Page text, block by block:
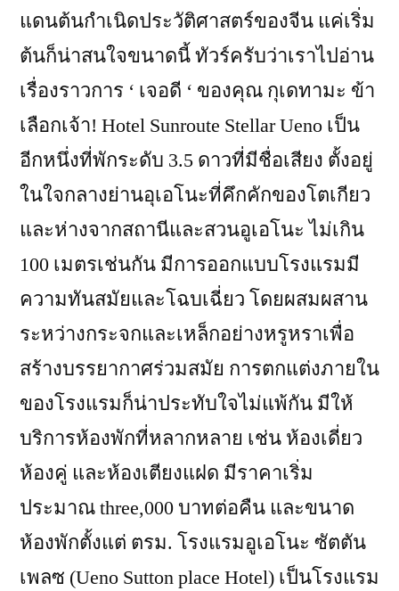
แดนต้นกำเนิดประวัติศาสตร์ของจีน แค่เริ่ม
ต้นก็น่าสนใจขนาดนี้ ทัวร์ครับว่าเราไปอ่าน
เรื่องราวการ ‘ เจอดี ‘ ของคุณ กุเดทามะ ข้า
เลือกเจ้า! Hotel Sunroute Stellar Ueno เป็น
อีกหนึ่งที่พักระดับ 3.5 ดาวที่มีชื่อเสียง ตั้งอยู่
ในใจกลางย่านอุเอโนะที่คึกคักของโตเกียว
และห่างจากสถานีและสวนอูเอโนะ ไม่เกิน
100 เมตรเช่นกัน มีการออกแบบโรงแรมมี
ความทันสมัยและโฉบเฉี่ยว โดยผสมผสาน
ระหว่างกระจกและเหล็กอย่างหรูหราเพื่อ
สร้างบรรยากาศร่วมสมัย การตกแต่งภายใน
ของโรงแรมก็น่าประทับใจไม่แพ้กัน มีให้
บริการห้องพักที่หลากหลาย เช่น ห้องเดี่ยว
ห้องคู่ และห้องเตียงแฝด มีราคาเริ่ม
ประมาณ three,000 บาทต่อคืน และขนาด
ห้องพักตั้งแต่ ตรม. โรงแรมอูเอโนะ ซัตตัน
เพลซ (Ueno Sutton place Hotel) เป็นโรงแรม